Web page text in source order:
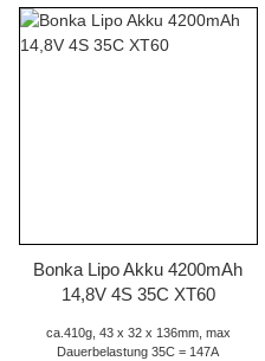
Bonka Lipo Akku 4200mAh
14,8V 4S 35C XT60
ca.410g, 43 x 32 x 136mm, max
Dauerbelastung 35C = 147A